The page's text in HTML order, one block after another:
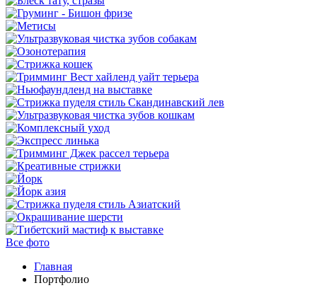
Все фото
Главная
Портфолио